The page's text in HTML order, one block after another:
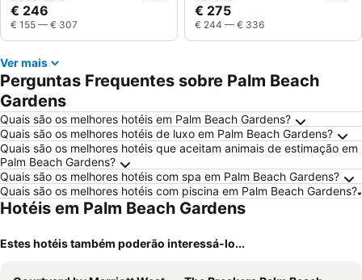
€ 246
€ 155 — € 307
€ 275
€ 244 — € 336
Ver mais
Perguntas Frequentes sobre Palm Beach
Gardens
Quais são os melhores hotéis em Palm Beach Gardens?
Quais são os melhores hotéis de luxo em Palm Beach Gardens?
Quais são os melhores hotéis que aceitam animais de estimação em
Palm Beach Gardens?
Quais são os melhores hotéis com spa em Palm Beach Gardens?
Quais são os melhores hotéis com piscina em Palm Beach Gardens?
Hotéis em Palm Beach Gardens
Estes hotéis também poderão interessá-lo...